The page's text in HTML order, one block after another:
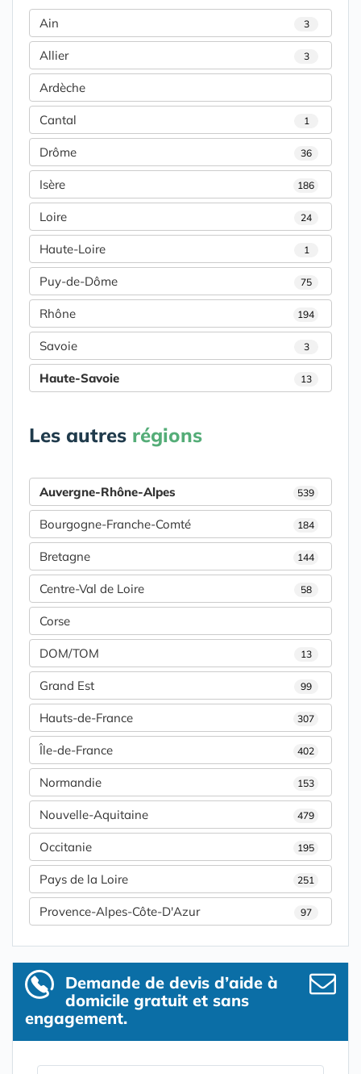
Ain 3
Allier 3
Ardèche
Cantal 1
Drôme 36
Isère 186
Loire 24
Haute-Loire 1
Puy-de-Dôme 75
Rhône 194
Savoie 3
Haute-Savoie 13
Les autres régions
Auvergne-Rhône-Alpes 539
Bourgogne-Franche-Comté 184
Bretagne 144
Centre-Val de Loire 58
Corse
DOM/TOM 13
Grand Est 99
Hauts-de-France 307
Île-de-France 402
Normandie 153
Nouvelle-Aquitaine 479
Occitanie 195
Pays de la Loire 251
Provence-Alpes-Côte-D'Azur 97
Demande de devis d’aide à
domicile gratuit et sans
engagement.